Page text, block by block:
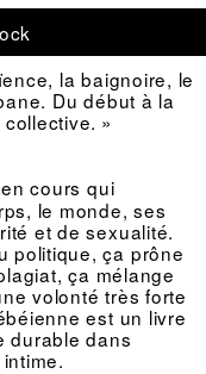
la baignoire, le
Du début à la
»
cours qui
le monde, ses
et de sexualité.
politique, ça prône
ça mélange
volonté très forte
est un livre
durable dans